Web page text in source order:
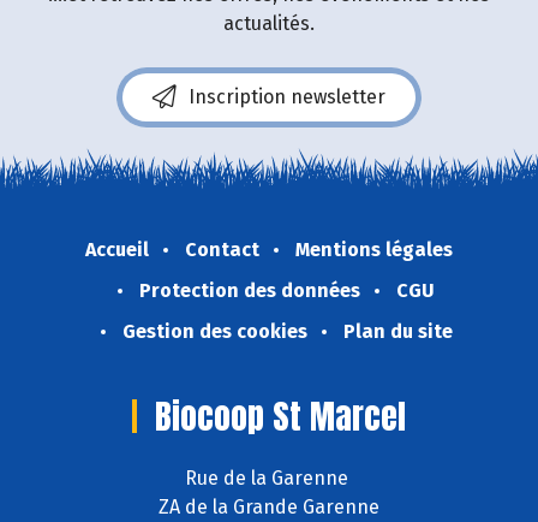
actualités.
Inscription newsletter
Accueil Contact
Mentions légales
Protection des données
CGU
Gestion des cookies
Plan du site
Biocoop St Marcel
Rue de la Garenne
ZA de la Grande Garenne